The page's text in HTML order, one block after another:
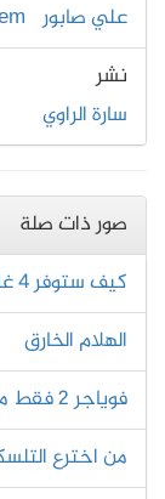
علي صابور
نشر
سارة الراوي
صور ذات صلة
كيف ستوفر 4 غالونات من الماء؟
الهلام الخارق
فوياجر 2 فقط من حلقت
من اخترع